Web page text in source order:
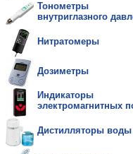
Тонометры
внутриглазного
Нитратомеры
Дозиметры
Индикаторы
электромагнитных
Дистилляторы воды